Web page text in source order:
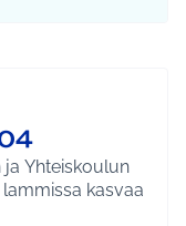
Yhteiskoulun
kasvaa